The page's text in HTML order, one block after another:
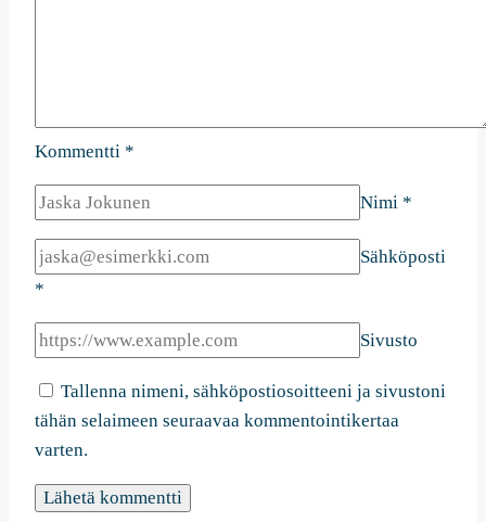
Kommentti *
Nimi *
Sähköposti
*
Sivusto
Tallenna nimeni, sähköpostiosoitteeni ja sivustoni
tähän selaimeen seuraavaa kommentointikertaa
varten.